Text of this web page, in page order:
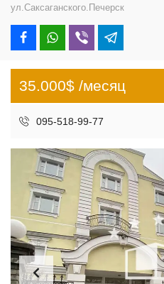
ул.Саксаганского.Печерск
35.000$ /месяц
095-518-99-77